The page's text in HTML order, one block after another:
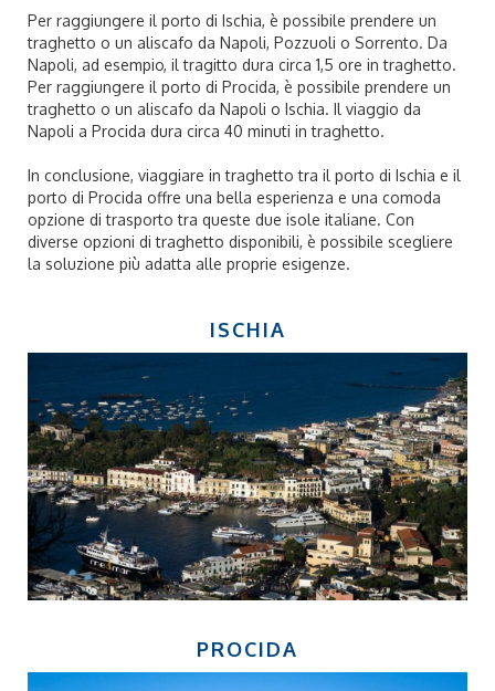
Per raggiungere il porto di Ischia, è possibile prendere un
traghetto o un aliscafo da Napoli, Pozzuoli o Sorrento. Da
Napoli, ad esempio, il tragitto dura circa 1,5 ore in traghetto.
Per raggiungere il porto di Procida, è possibile prendere un
traghetto o un aliscafo da Napoli o Ischia. Il viaggio da
Napoli a Procida dura circa 40 minuti in traghetto.
In conclusione, viaggiare in traghetto tra il porto di Ischia e il
porto di Procida offre una bella esperienza e una comoda
opzione di trasporto tra queste due isole italiane. Con
diverse opzioni di traghetto disponibili, è possibile scegliere
la soluzione più adatta alle proprie esigenze.
ISCHIA
PROCIDA